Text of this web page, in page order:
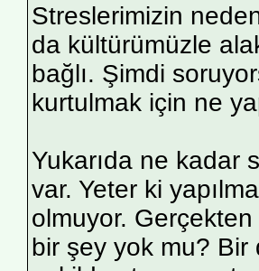
Streslerimizin
da kültürümüzle
bağlı. Şimdi
kurtulmak için ne
Yukarıda ne kadar
var. Yeter ki
olmuyor.
bir şey yok mu? Bir